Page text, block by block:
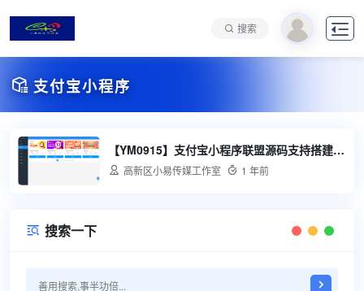
搜索 
 支付宝小程序
【YM0915】支付宝小程序联盟源码支持搭建出行比价
 高新区小易传媒工作室  1 年前
 搜索一下